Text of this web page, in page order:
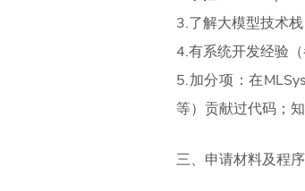
3.了解大模型技术
4.有系统开发经验
5.加分项：在
等）贡献过代码；
三、申请材料及程序